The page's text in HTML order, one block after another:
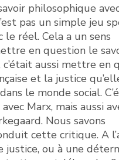
philosophique
pas un simple jeu
le réel. Cela a un sens
en question le
aussi mettre en
et la justice
le monde social.
Marx, mais aussi
Nous savons
cette critique. A
justice, ou à une